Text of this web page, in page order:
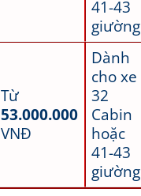
41-43
giường
Từ
53.000.000
VNĐ
Dành
cho xe
32
Cabin
hoặc
41-43
giường